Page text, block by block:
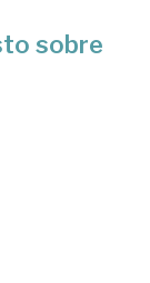
sobre